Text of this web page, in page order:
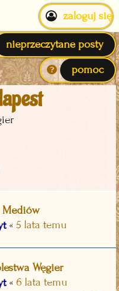
zaloguj się
nieprzeczytane posty
pomoc
Mediów
« 5 lata temu
Węgier
« 6 lata temu